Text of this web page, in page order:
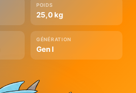
POIDS
25,0 kg
GÉNÉRATION
Gen I